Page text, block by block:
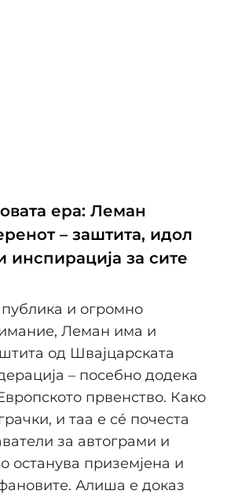
ера: Леман
– заштита, идол
инспирација за сите
и огромно
Леман има и
од Швајцарската
– посебно додека
првенство. Како
и таа е сé почеста
за автограми и
останува приземјена и
Алиша е доказ